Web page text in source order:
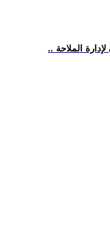
الملاحة